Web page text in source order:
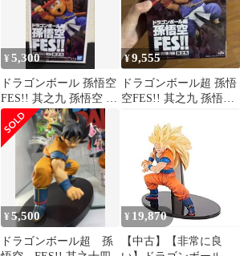
¥5,300
ドラゴンボール 孫悟空
FES!! 其之九 孫悟空 フ
ィギュア
¥9,555
ドラゴンボール超 孫悟
空FES!! 其之九 孫悟空
¥5,500
ドラゴンボール超 孫
¥ 19,870
【中古】【非常に良